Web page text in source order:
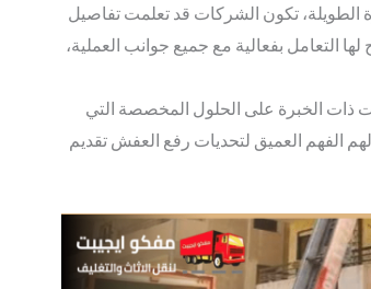
خدمات رفع العفش:
الطويلة، تكون الشركات قد تعلمت تفاصيل
التعامل بفعالية مع جميع جوانب العملية،
ذات الخبرة على الحلول المخصصة التي
الفهم العميق لتحديات رفع العفش تقديم